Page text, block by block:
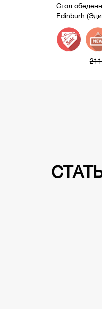
Стол
Edinburh